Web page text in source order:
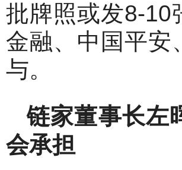
批牌照或发8-10
金融、中国平安
与。
链家董事长左
会承担